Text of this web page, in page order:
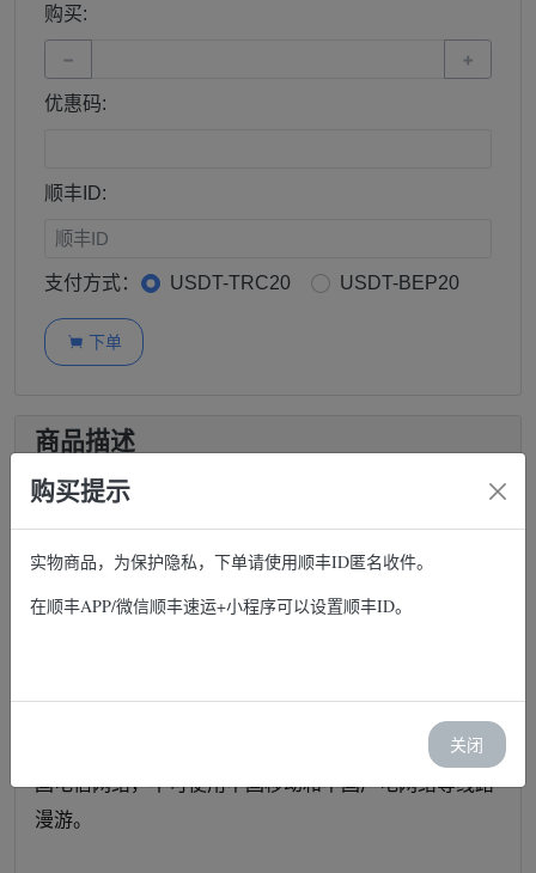
购买:
− +
优惠码:
顺丰ID:
支付方式： USDT-TRC20 USDT-BEP20
 下单
商品描述
泽电器（Fortress）合作推出，可循环使用的旅游专用
租，有效期自第一次启用 SIM 后的365天，若充值话费
在中国大陆默认使用中国联通漫游，可手工切换中
国电信网络，不可使用中国移动和中国广电网络等线路
漫游。
购买提示
实物商品，为保护隐私，下单请使用顺丰ID匿名收件。
在顺丰APP/微信顺丰速运+小程序可以设置顺丰ID。
关闭